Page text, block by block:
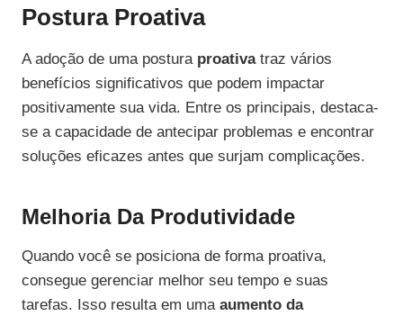
Postura Proativa
A adoção de uma postura proativatraz vários
benefícios significativos que podem impactar
positivamente sua vida. Entre os principais, destaca-
se a capacidade de antecipar problemas e encontrar
soluções eficazes antes que surjam complicações.
Melhoria Da Produtividade
Quando você se posiciona de forma proativa,
consegue gerenciar melhor seu tempo e suas
tarefas. Isso resulta em uma aumento da